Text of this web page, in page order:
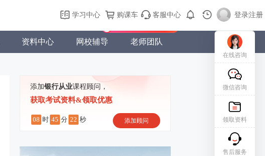
学习中心 购课车 客服中心 登录|注册
购课车 登录/注册
资料中心 网校辅导 老师团队
添加银行从业课程顾问，
获取考试资料&领取优惠
08 时 45 分 21 秒 添加顾问
在线咨询
微信咨询
领取资料
售后服务